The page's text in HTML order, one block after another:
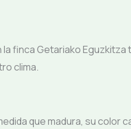
la finca Getariako
clima.
que madura, su color